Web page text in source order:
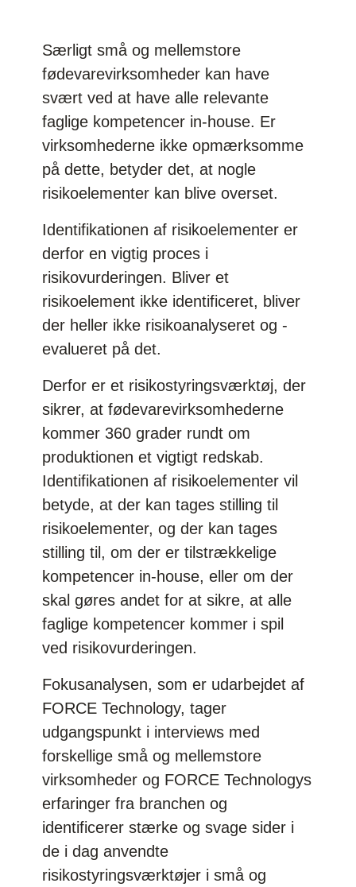
Særligt små og mellemstore
fødevarevirksomheder kan have
svært ved at have alle relevante
faglige kompetencer in-house. Er
virksomhederne ikke opmærksomme
på dette, betyder det, at nogle
risikoelementer kan blive overset.
Identifikationen af risikoelementer er
derfor en vigtig proces i
risikovurderingen. Bliver et
risikoelement ikke identificeret, bliver
der heller ikke risikoanalyseret og -
evalueret på det.
Derfor er et risikostyringsværktøj, der
sikrer, at fødevarevirksomhederne
kommer 360 grader rundt om
produktionen et vigtigt redskab.
Identifikationen af risikoelementer vil
betyde, at der kan tages stilling til
risikoelementer, og der kan tages
stilling til, om der er tilstrækkelige
kompetencer in-house, eller om der
skal gøres andet for at sikre, at alle
faglige kompetencer kommer i spil
ved risikovurderingen.
Fokusanalysen, som er udarbejdet af
FORCE Technology, tager
udgangspunkt i interviews med
forskellige små og mellemstore
virksomheder og FORCE Technologys
erfaringer fra branchen og
identificerer stærke og svage sider i
de i dag anvendte
risikostyringsværktøjer i små og